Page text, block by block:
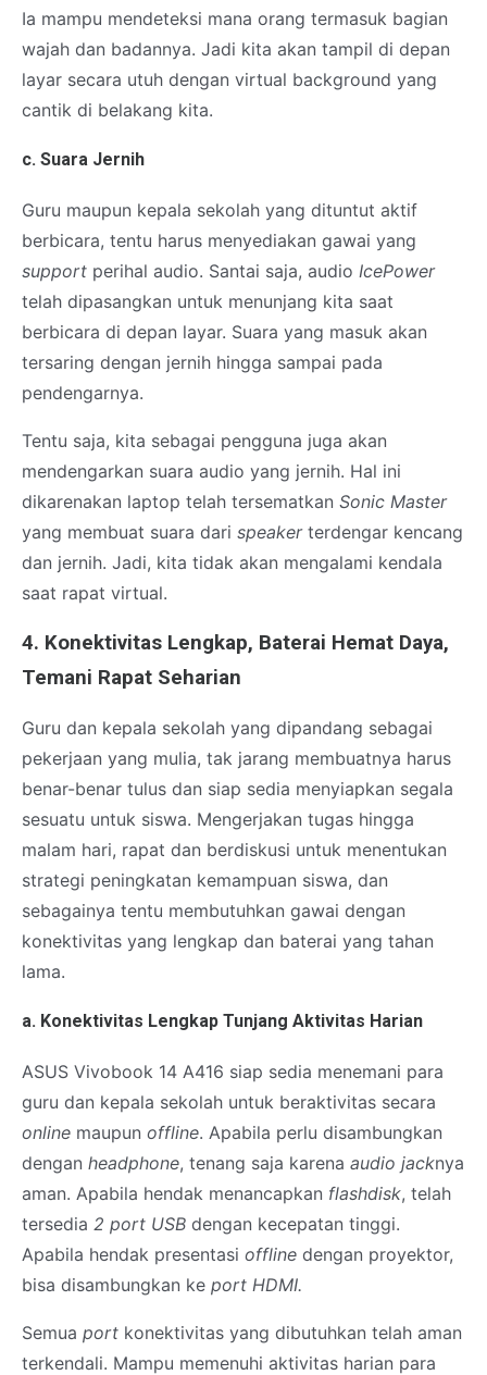
Ia mampu mendeteksi mana orang termasuk bagian
wajah dan badannya. Jadi kita akan tampil di depan
layar secara utuh dengan virtual background yang
cantik di belakang kita.
c. Suara Jernih
Guru maupun kepala sekolah yang dituntut aktif
berbicara, tentu harus menyediakan gawai yang
support perihal audio. Santai saja, audio IcePower
telah dipasangkan untuk menunjang kita saat
berbicara di depan layar. Suara yang masuk akan
tersaring dengan jernih hingga sampai pada
pendengarnya.
Tentu saja, kita sebagai pengguna juga akan
mendengarkan suara audio yang jernih. Hal ini
dikarenakan laptop telah tersematkan Sonic Master
yang membuat suara dari speaker terdengar kencang
dan jernih. Jadi, kita tidak akan mengalami kendala
saat rapat virtual.
4. Konektivitas Lengkap, Baterai Hemat Daya,
Temani Rapat Seharian
Guru dan kepala sekolah yang dipandang sebagai
pekerjaan yang mulia, tak jarang membuatnya harus
benar-benar tulus dan siap sedia menyiapkan segala
sesuatu untuk siswa. Mengerjakan tugas hingga
malam hari, rapat dan berdiskusi untuk menentukan
strategi peningkatan kemampuan siswa, dan
sebagainya tentu membutuhkan gawai dengan
konektivitas yang lengkap dan baterai yang tahan
lama.
a. Konektivitas Lengkap Tunjang Aktivitas Harian
ASUS Vivobook 14 A416 siap sedia menemani para
guru dan kepala sekolah untuk beraktivitas secara
online maupun offline. Apabila perlu disambungkan
dengan headphone, tenang saja karena audio jacknya
aman. Apabila hendak menancapkan flashdisk, telah
tersedia 2 port USB dengan kecepatan tinggi.
Apabila hendak presentasi offline dengan proyektor,
bisa disambungkan ke port HDMI.
Semua port konektivitas yang dibutuhkan telah aman
terkendali. Mampu memenuhi aktivitas harian para